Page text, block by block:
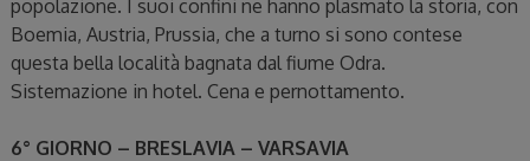
popolazione. I suoi confini ne hanno plasmato la storia, con
Boemia, Austria, Prussia, che a turno si sono contese
questa bella località bagnata dal fiume Odra.
Sistemazione in hotel. Cena e pernottamento.
6° GIORNO – BRESLAVIA – VARSAVIA